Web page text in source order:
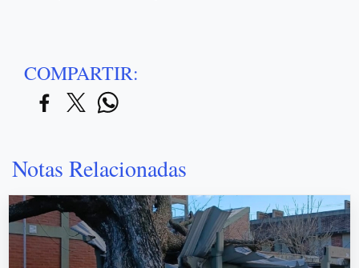
COMPARTIR:
Notas Relacionadas